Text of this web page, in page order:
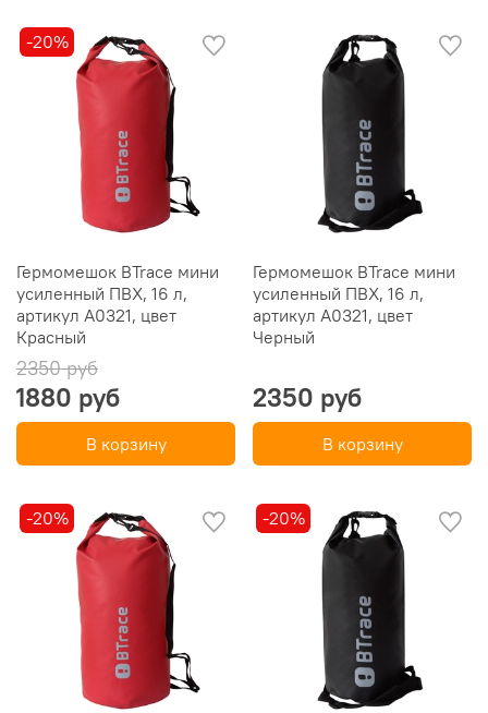
-20%
Гермомешок BTrace мини
усиленный ПВХ, 16 л,
артикул А0321, цвет
Красный
2350 руб
1880 руб
В корзину
Гермомешок BTrace мини
усиленный ПВХ, 16 л,
артикул А0321, цвет
Черный
2350 руб
В корзину
-20% -20%